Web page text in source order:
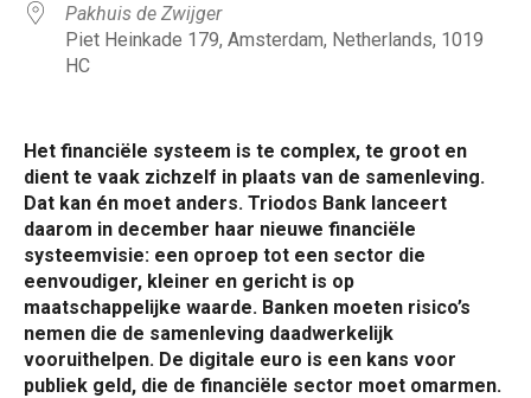
Pakhuis de Zwijger
Piet Heinkade 179, Amsterdam, Netherlands, 1019
HC
Het financiële systeem is te complex, te groot en
dient te vaak zichzelf in plaats van de samenleving.
Dat kan én moet anders. Triodos Bank lanceert
daarom in december haar nieuwe financiële
systeemvisie: een oproep tot een sector die
eenvoudiger, kleiner en gericht is op
maatschappelijke waarde. Banken moeten risico’s
nemen die de samenleving daadwerkelijk
vooruithelpen. De digitale euro is een kans voor
publiek geld, die de financiële sector moet omarmen.